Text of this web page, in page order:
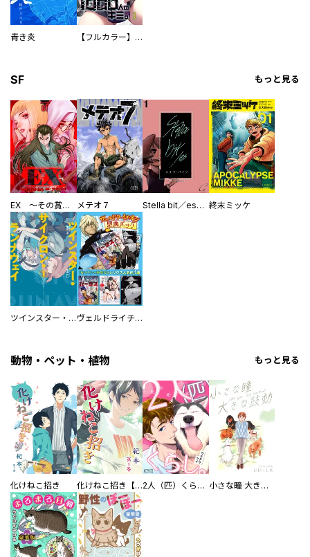
青き炎 【フルカラー】さよなら、私の大好きな１０００人のキミ。
SF もっと見る
EX ～その賞金稼ぎは、世界の出口を探す～【単行本版】 メテオ７ Stella bit／es【単話版】 終末ミッケ
ツインスター・サイクロン・ランナウェイ ヴェルドライチオシ聖典パック 『転スラ』ミニ画集付き シリウス人気作３選
動物・ペット・植物 もっと見る
化けねこ招き 化けねこ招き【描きおろし付合冊版】 2人（匹）くらし。 小さな瞳 大きな鼓動